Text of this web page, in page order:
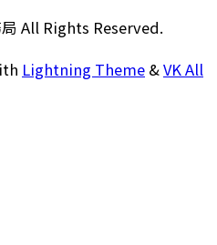
All Rights Reserved.
Lightning Theme &VK All